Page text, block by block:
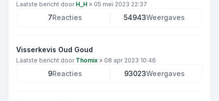
Laatste bericht door H_H » 05 mei 2023 22:37
7Reacties 54943Weergaves
Visserkevis Oud Goud
Laatste bericht door Thomix » 08 apr 2023 10:46
9Reacties 93023Weergaves